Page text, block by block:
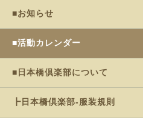
■お知らせ
■活動カレンダー
■日本橋倶楽部について
┣日本橋倶楽部-服装規則